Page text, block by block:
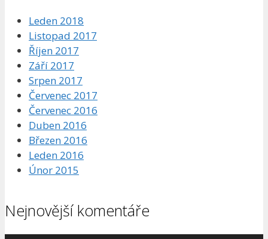
Leden 2018
Listopad 2017
Říjen 2017
Září 2017
Srpen 2017
Červenec 2017
Červenec 2016
Duben 2016
Březen 2016
Leden 2016
Únor 2015
Nejnovější komentáře